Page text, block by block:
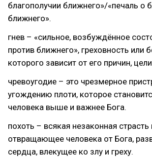
благополучии ближнего»/«печаль о
ближнего».
гнев – «сильное, возбуждённое
против ближнего», греховность или
которого зависит от его причин,
чревоугодие – это чрезмерное
угождению плоти, которое
человека выше и важнее Бога.
похоть – всякая незаконная
отвращающее человека от Бога,
сердца, влекущее ко злу и греху.